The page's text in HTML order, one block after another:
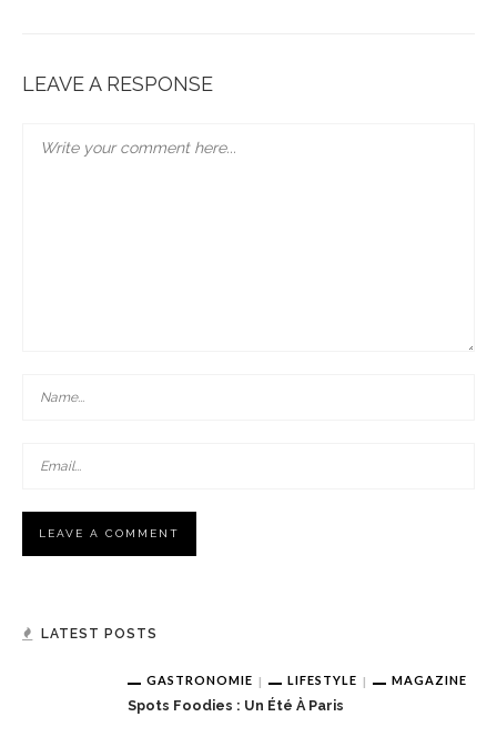
LEAVE A RESPONSE
LATEST POSTS
GASTRONOMIE LIFESTYLE MAGAZINE
Spots Foodies : Un Été À Paris